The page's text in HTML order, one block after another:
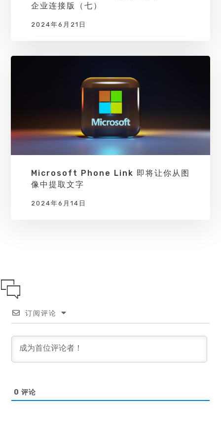
企业连接版（七）
2024年6月21日
Microsoft Phone Link 即将让你从图
像中提取文字
2024年6月14日
订阅评论
0 评论